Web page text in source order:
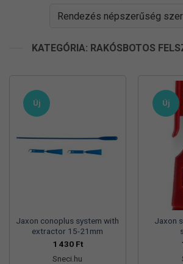
KATEGÓRIA: RAKÓSBOTOS
Új
Jaxon conoplus system with
extractor 15-21mm
1 430 Ft
Sneci.hu
Új
Jaxon